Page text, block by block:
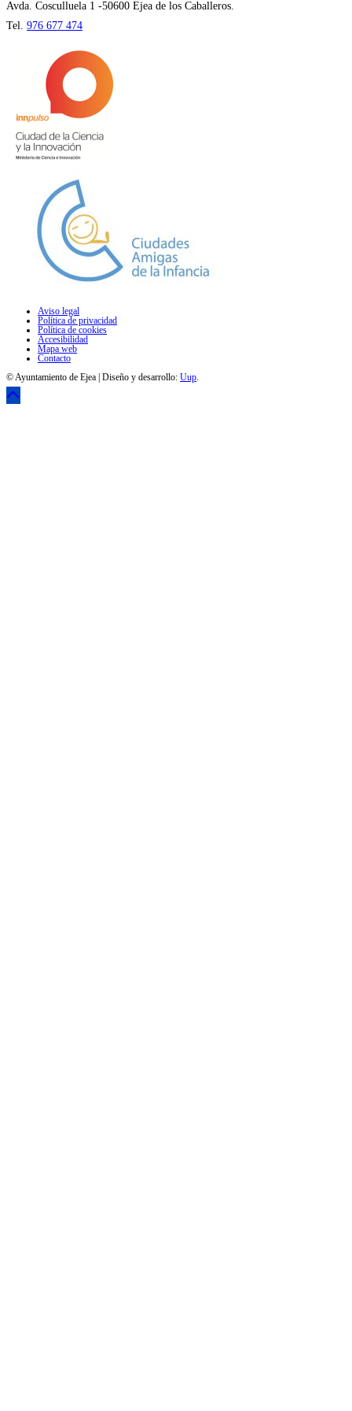
pestaña
Avda. Cosculluela 1 -50600 Ejea de los Caballeros.
Tel. 976 677 474
Aviso legal
Política de privacidad
Política de cookies
Accesibilidad
Mapa web
Contacto
© Ayuntamiento de Ejea | Diseño y desarrollo: Uup.